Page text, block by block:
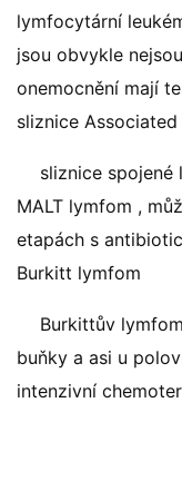
lymfocytární
jsou obvykle
onemocnění mají
sliznice
sliznice
MALT lymfom ,
etapách s
Burkitt lymfom
Burkittův
buňky a asi u
intenzivní